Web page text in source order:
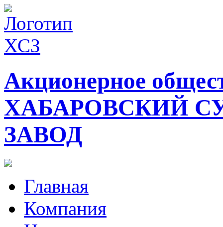
Акционерное
ХАБАРОВСКИЙ
ЗАВОД
Главная
Компания